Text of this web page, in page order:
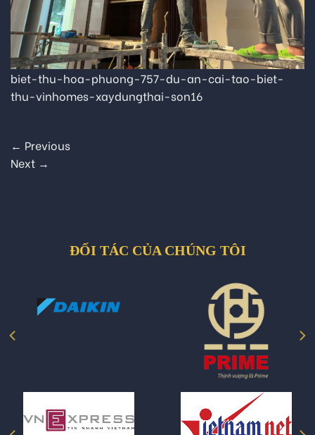
biet-thu-hoa-phuong-757-du-an-cai-tao-biet-
thu-vinhomes-xaydungthai-son16
← Previous
Next →
ĐỐI TÁC CỦA CHÚNG TÔI